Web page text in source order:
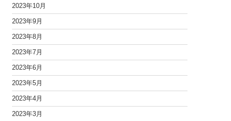
2023年10月
2023年9月
2023年8月
2023年7月
2023年6月
2023年5月
2023年4月
2023年3月